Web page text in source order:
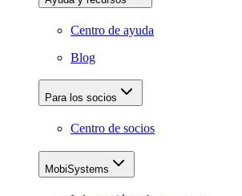
Centro de ayuda
Blog
Para los socios
Centro de socios
MobiSystems